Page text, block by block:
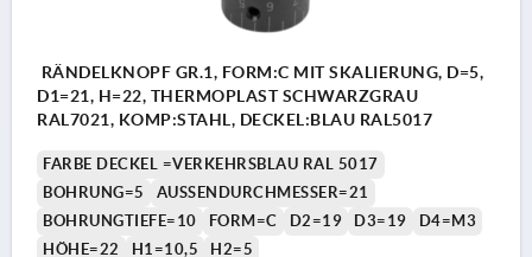
RÄNDELKNOPF GR.1, FORM:C MIT SKALIERUNG, D=5,
D1=21, H=22, THERMOPLAST SCHWARZGRAU
RAL7021, KOMP:STAHL, DECKEL:BLAU RAL5017
FARBE DECKEL =VERKEHRSBLAU RAL 5017
BOHRUNG=5
AUSSENDURCHMESSER=21
BOHRUNGTIEFE=10
FORM=C D2=19 D3=19
D4=M3
HÖHE=22
H1=10,5 H2=5